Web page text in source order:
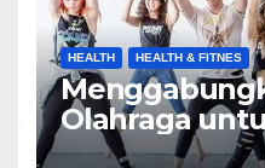
HEALTH HEALTH & FITNES
Olahraga
yang